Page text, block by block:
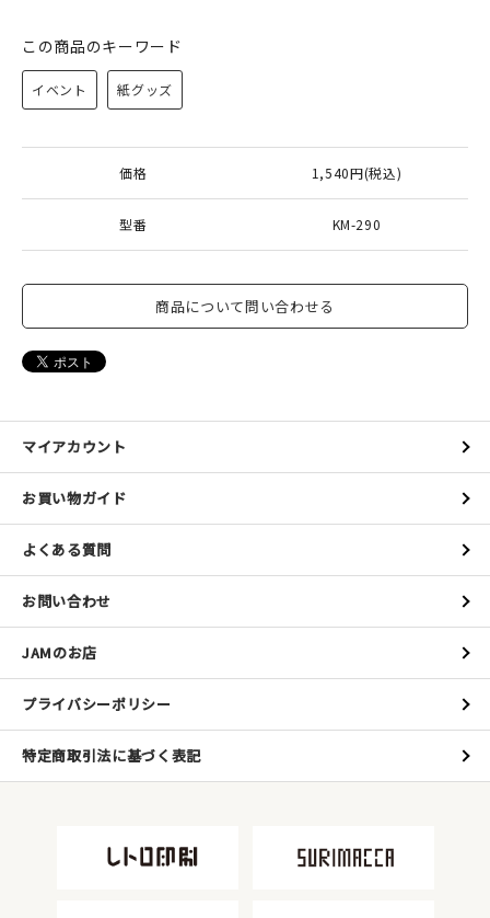
この商品のキーワード
イベント 紙グッズ
価格 1,540円(税込)
型番 KM-290
商品について問い合わせる
マイアカウント
お買い物ガイド
よくある質問
お問い合わせ
JAMのお店
プライバシーポリシー
特定商取引法に基づく表記